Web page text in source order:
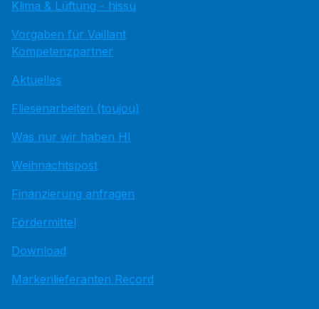
Klima & Lüftung - hissu
Vorgaben für Vaillant
Kompetenzpartner
Aktuelles
Fliesenarbeiten (toujou)
Was nur wir haben HI
Weihnachtspost
Finanzierung anfragen
Fördermittel
Download
Markenlieferanten Record